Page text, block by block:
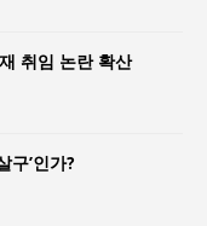
취임 논란 확산
구’인가?